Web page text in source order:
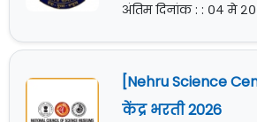
अंतिम दिनांक : : ०४ मे
[Nehru Science
केंद्र भरती 2026